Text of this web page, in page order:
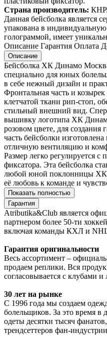
Страна производитель: КНР.
Данная бейсболка является
упакована в
голограммой, имеет
Описание Гарантия Оплата
Описание
Бейсболка ХК Динамо
специально для юных
в себе нежный дизайн и
Фронтальная часть и
клетчатой ткани рип-стоп,
стильный внешний вид.
вышивку логотипа ХК
розовом цвете, для создания
часть бейсболки
отличную вентиляцию и
Размер легко регулируется
фиксатора. Эта бейсболка
любой юной поклонницы ХК
её любовь к команде и
Показать полностью
Гарантия
Atributika&Club является
партнером более 50-ти
включая команды КХЛ и
Гарантия оригинальности
Весь ассортимент –
продаем реплики. Вся
согласовывается с клубами и
30 лет на рынке
С 1996 года мы создаем
болельщиков. За это время
одеты десятки тысяч
трендсеттеров фан-